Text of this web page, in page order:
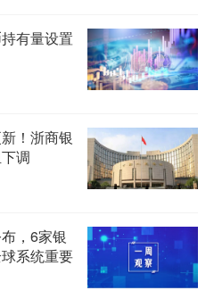
有量设置
！浙商银
调
，6家银
系统重要